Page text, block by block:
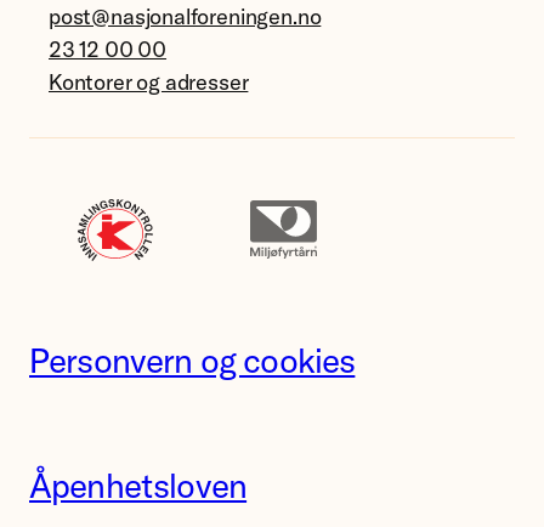
post@nasjonalforeningen.no
23 12 00 00
Kontorer og adresser
Personvern og cookies
Åpenhetsloven